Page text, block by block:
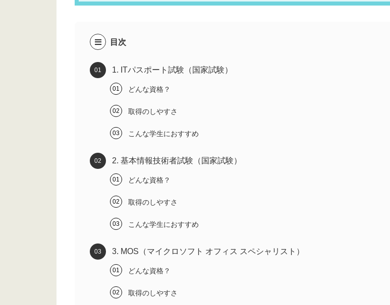
目次
1. ITパスポート試験（国家試験）
どんな資格？
取得のしやすさ
こんな学生におすすめ
2. 基本情報技術者試験（国家試験）
どんな資格？
取得のしやすさ
こんな学生におすすめ
3. MOS（マイクロソフト オフィス スペシャリスト）
どんな資格？
取得のしやすさ